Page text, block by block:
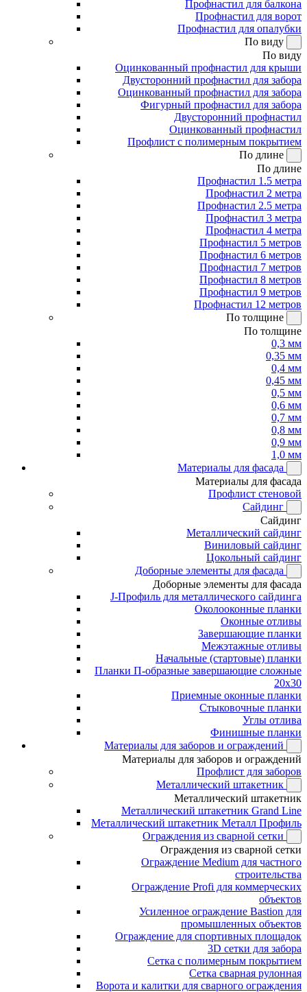
Профнастил для балкона
Профнастил для ворот
Профнастил для опалубки
По виду
По виду
Оцинкованный профнастил для крыши
Двусторонний профнастил для забора
Оцинкованный профнастил для забора
Фигурный профнастил для забора
Двусторонний профнастил
Оцинкованный профнастил
Профлист с полимерным покрытием
По длине
По длине
Профнастил 1.5 метра
Профнастил 2 метра
Профнастил 2.5 метра
Профнастил 3 метра
Профнастил 4 метра
Профнастил 5 метров
Профнастил 6 метров
Профнастил 7 метров
Профнастил 8 метров
Профнастил 9 метров
Профнастил 12 метров
По толщине
По толщине
0,3 мм
0,35 мм
0,4 мм
0,45 мм
0,5 мм
0,6 мм
0,7 мм
0,8 мм
0,9 мм
1,0 мм
Материалы для фасада
Материалы для фасада
Профлист стеновой
Сайдинг
Сайдинг
Металлический сайдинг
Виниловый сайдинг
Цокольный сайдинг
Доборные элементы для фасада
Доборные элементы для фасада
J-Профиль для металлического сайдинга
Околооконные планки
Оконные отливы
Завершающие планки
Межэтажные отливы
Начальные (стартовые) планки
Планки П-образные завершающие сложные
20x30
Приемные оконные планки
Стыковочные планки
Углы отлива
Финишные планки
Материалы для заборов и ограждений
Материалы для заборов и ограждений
Профлист для заборов
Металлический штакетник
Металлический штакетник
Металлический штакетник Grand Line
Металлический штакетник Металл Профиль
Ограждения из сварной сетки
Ограждения из сварной сетки
Ограждение Medium для частного
строительства
Ограждение Profi для коммерческих
объектов
Усиленное ограждение Bastion для
промышленных объектов
Ограждение для спортивных площадок
3D сетки для забора
Сетка с полимерным покрытием
Сетка сварная рулонная
Ворота и калитки для сварного ограждения